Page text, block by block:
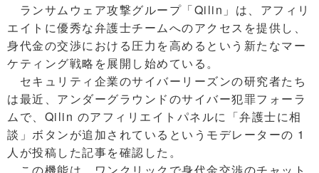
ランサムウェア攻撃グループ「Qilin」は、アフィリ
エイトに優秀な弁護士チームへのアクセスを提供し、
身代金の交渉における圧力を高めるという新たなマー
ケティング戦略を展開し始めている。
セキュリティ企業のサイバーリーズンの研究者たち
は最近、アンダーグラウンドのサイバー犯罪フォーラ
ムで、Qilin のアフィリエイトパネルに「弁護士に相
談」ボタンが追加されているというモデレーターの 1
人が投稿した記事を確認した。
この機能は、ワンクリックで身代金交渉のチャット